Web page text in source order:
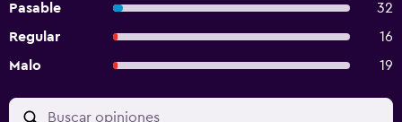
Pasable
32
Regular
16
Malo
19